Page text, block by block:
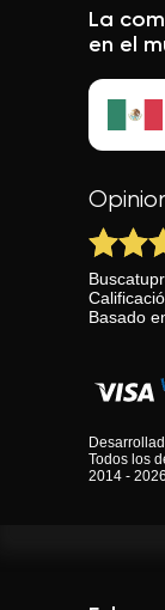
La
en el
Basado
Todos los
2014 - 2026